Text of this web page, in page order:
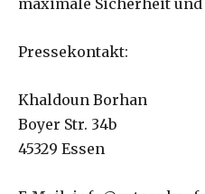
Pressekontakt:
Khaldoun Borhan
Boyer Str. 34b
45329 Essen